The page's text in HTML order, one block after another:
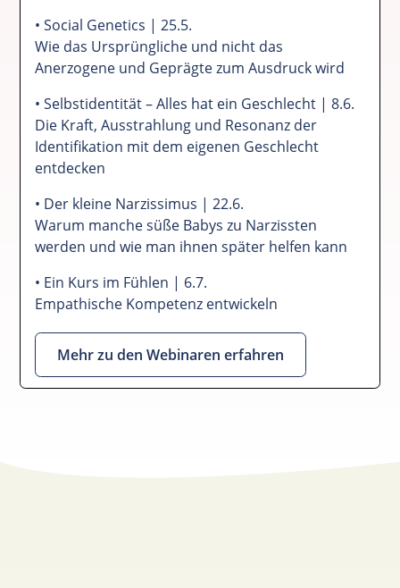
• Social Genetics | 25.5.
Wie das Ursprüngliche und nicht das
Anerzogene und Geprägte zum Ausdruck wird
• Selbstidentität – Alles hat ein Geschlecht | 8.6.
Die Kraft, Ausstrahlung und Resonanz der
Identifikation mit dem eigenen Geschlecht
entdecken
• Der kleine Narzissimus | 22.6.
Warum manche süße Babys zu Narzissten
werden und wie man ihnen später helfen kann
• Ein Kurs im Fühlen | 6.7.
Empathische Kompetenz entwickeln
Mehr zu den Webinaren erfahren